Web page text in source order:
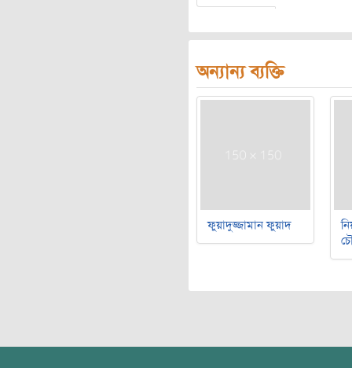
অন্যান্য ব্যক্তি
ফুয়াদুজ্জামান ফুয়াদ